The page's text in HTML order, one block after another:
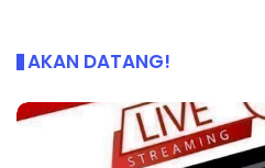
AKAN DATANG!